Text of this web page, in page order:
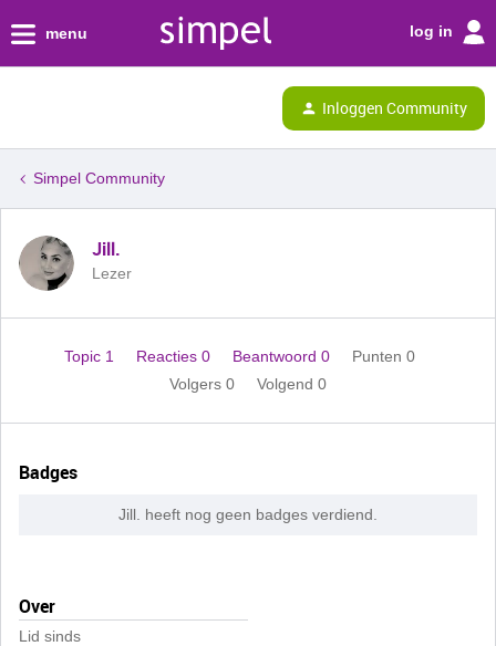
menu log in
Inloggen Community
Simpel Community
Jill.
Lezer
Topic 1 Reacties 0 Beantwoord 0
Punten 0
Volgers 0 Volgend 0
Badges
Jill. heeft nog geen badges verdiend.
Over
Lid sinds